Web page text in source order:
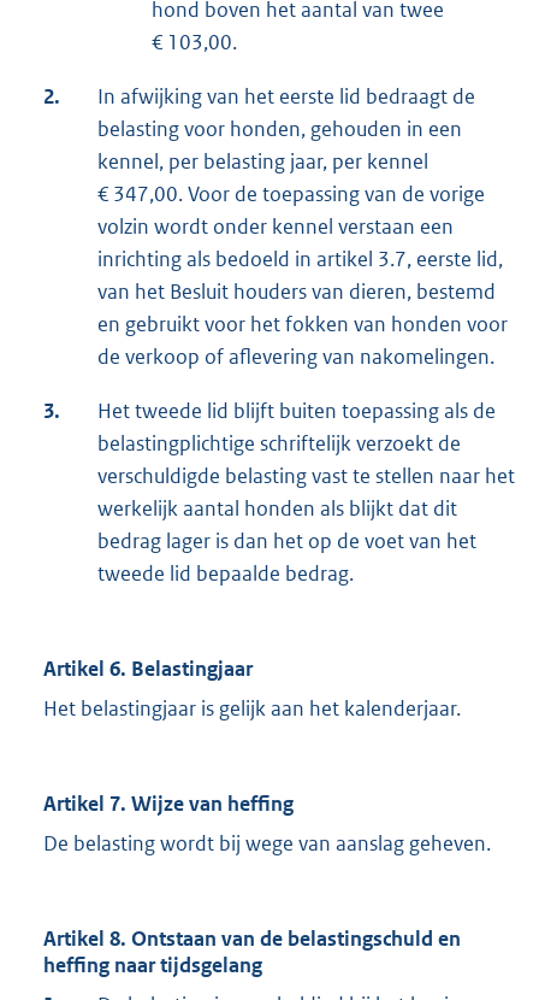
hond boven het aantal van twee
€ 103,00.
2.
In afwijking van het eerste lid bedraagt de
belasting voor honden, gehouden in een
kennel, per belasting jaar, per kennel
€ 347,00. Voor de toepassing van de vorige
volzin wordt onder kennel verstaan een
inrichting als bedoeld in artikel 3.7, eerste lid,
van het Besluit houders van dieren, bestemd
en gebruikt voor het fokken van honden voor
de verkoop of aflevering van nakomelingen.
3.
Het tweede lid blijft buiten toepassing als de
belastingplichtige schriftelijk verzoekt de
verschuldigde belasting vast te stellen naar het
werkelijk aantal honden als blijkt dat dit
bedrag lager is dan het op de voet van het
tweede lid bepaalde bedrag.
Artikel 6. Belastingjaar
Het belastingjaar is gelijk aan het kalenderjaar.
Artikel 7. Wijze van heffing
De belasting wordt bij wege van aanslag geheven.
Artikel 8. Ontstaan van de belastingschuld en
heffing naar tijdsgelang